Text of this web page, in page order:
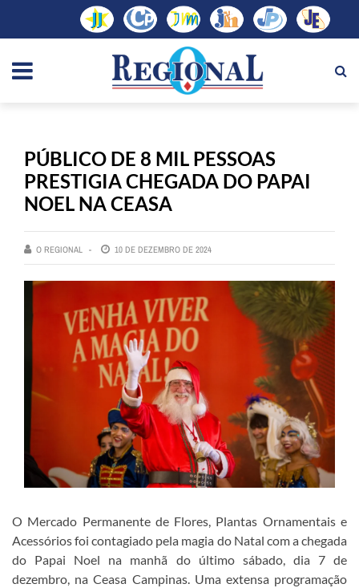
PÚBLICO DE 8 MIL PESSOAS
PRESTIGIA CHEGADA DO PAPAI
NOEL NA CEASA
O REGIONAL 10 DE DEZEMBRO DE 2024
O Mercado Permanente de Flores, Plantas Ornamentais e
Acessórios foi contagiado pela magia do Natal com a chegada
do Papai Noel na manhã do último sábado, dia 7 de
dezembro, na Ceasa Campinas. Uma extensa programação